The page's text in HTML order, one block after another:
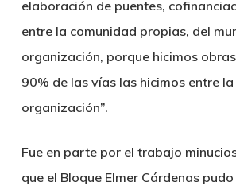
elaboración de puentes,
entre la comunidad propias, del
organización, porque hicimos
90% de las vías las hicimos entre
organización”.
Fue en parte por el trabajo
que el Bloque Elmer Cárdenas